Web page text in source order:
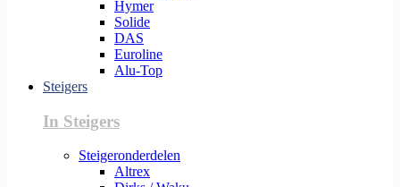
Hymer
Solide
DAS
Euroline
Alu-Top
Steigers
In Steigers
Steigeronderdelen
Altrex